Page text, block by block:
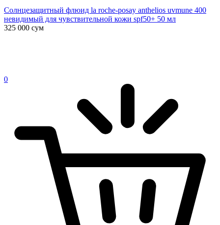
Солнцезащитный флюид la roche-posay anthelios uvmune 400
невидимый для чувствительной кожи spf50+ 50 мл
325 000 сум
0